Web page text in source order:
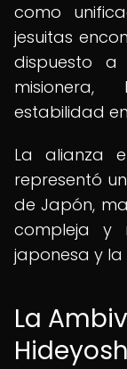
como
jesuitas
dispuesto
estabilidad
La alianza
representó
de Japón,
compleja y
japonesa y
La